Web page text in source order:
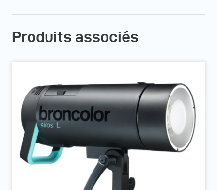
Produits associés